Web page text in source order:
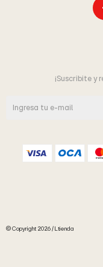
¡Suscribite y
© Copyright 2026 / Ltienda